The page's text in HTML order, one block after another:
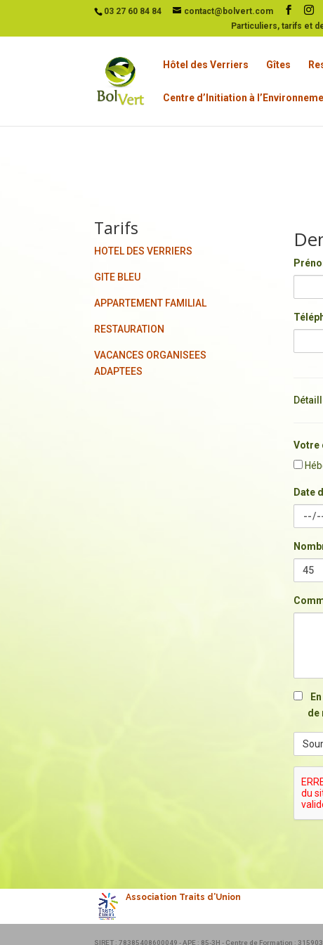
03 27 60 84 84
contact@bolvert.com
Particuliers, tarifs et
Hôtel des Verriers Gîtes
Centre d’Initiation à
Tarifs
HOTEL DES VERRIERS
GITE BLEU
APPARTEMENT FAMILIAL
RESTAURATION
VACANCES ORGANISEES
ADAPTEES
Votre
Date
de
Association Traits d’Union
SIRET : 78385408600049 - APE : 85-3H - Centre de Formation :